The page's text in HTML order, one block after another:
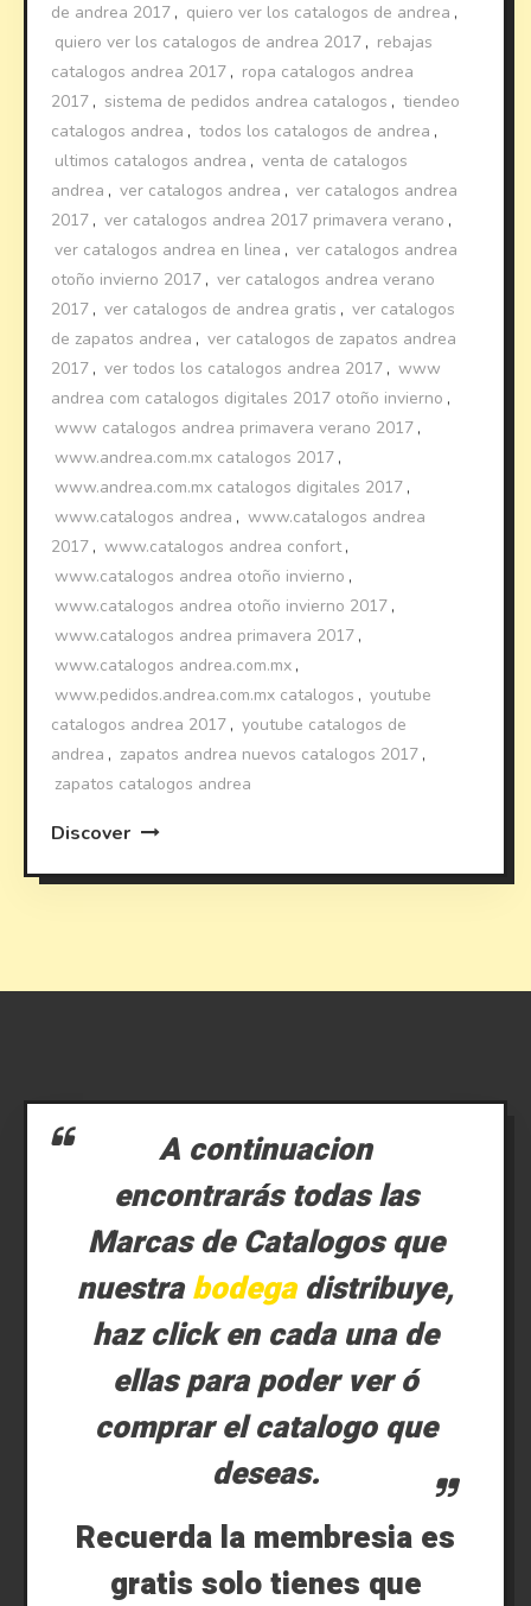
de andrea 2017 , quiero ver los catalogos de andrea ,
quiero ver los catalogos de andrea 2017 , rebajas
catalogos andrea 2017 , ropa catalogos andrea
2017 , sistema de pedidos andrea catalogos , tiendeo
catalogos andrea , todos los catalogos de andrea ,
ultimos catalogos andrea , venta de catalogos
andrea , ver catalogos andrea , ver catalogos andrea
2017 , ver catalogos andrea 2017 primavera verano ,
ver catalogos andrea en linea , ver catalogos andrea
otoño invierno 2017 , ver catalogos andrea verano
2017 , ver catalogos de andrea gratis , ver catalogos
de zapatos andrea , ver catalogos de zapatos andrea
2017 , ver todos los catalogos andrea 2017 , www
andrea com catalogos digitales 2017 otoño invierno ,
www catalogos andrea primavera verano 2017 ,
www.andrea.com.mx catalogos 2017 ,
www.andrea.com.mx catalogos digitales 2017 ,
www.catalogos andrea , www.catalogos andrea
2017 , www.catalogos andrea confort,
www.catalogos andrea otoño invierno ,
www.catalogos andrea otoño invierno 2017 ,
www.catalogos andrea primavera 2017 ,
www.catalogos andrea.com.mx ,
www.pedidos.andrea.com.mx catalogos , youtube
catalogos andrea 2017 , youtube catalogos de
andrea , zapatos andrea nuevos catalogos 2017 ,
zapatos catalogos andrea
Discover
A continuacion
encontrarás todas las
Marcas de Catalogos que
nuestrabodegadistribuye,
haz click en cada una de
ellas para poder ver ó
comprar el catalogo que
deseas.
Recuerda la membresia es
gratis solo tienes que